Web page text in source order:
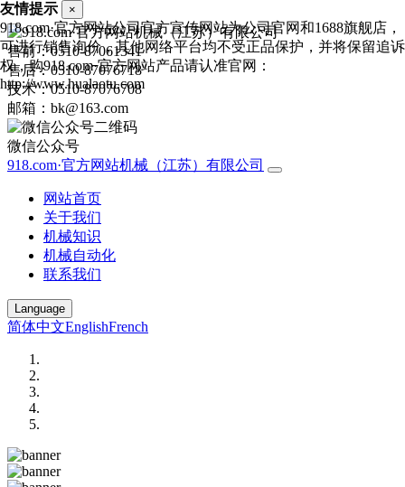
售前：0510-87061341
售后：0510-87076718
技术：0510-87076708
邮箱：bk@163.com
微信公众号
918.com·官方网站机械（江苏）有限公司
网站首页
关于我们
机械知识
机械自动化
联系我们
Language
简体中文EnglishFrench
友情提示 ×
918.com·官方网站公司官方宣传网站为公司官网和1688旗舰店，
可进行销售询价，其他网络平台均不受正品保护，并将保留追诉
权，购918.com·官方网站产品请认准官网：
http://www.hualaotu.com